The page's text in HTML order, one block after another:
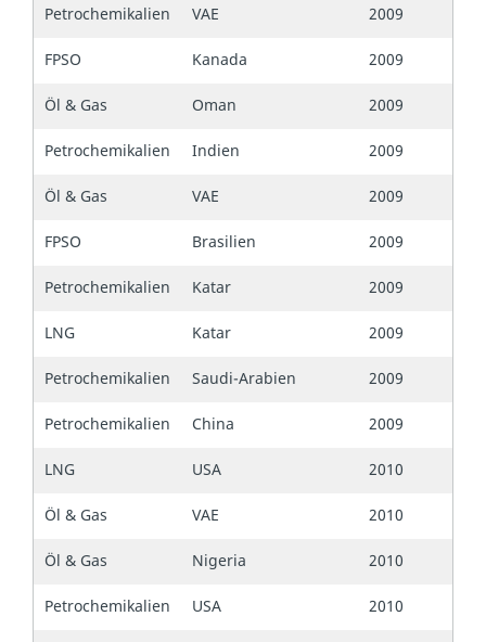
Petrochemikalien
VAE
2009
FPSO
Kanada
2009
Öl & Gas
Oman
2009
Petrochemikalien
Indien
2009
Öl & Gas
VAE
2009
FPSO
Brasilien
2009
Petrochemikalien
Katar
2009
LNG
Katar
2009
Petrochemikalien
Saudi-Arabien
2009
Petrochemikalien
China
2009
LNG
USA
2010
Öl & Gas
VAE
2010
Öl & Gas
Nigeria
2010
Petrochemikalien
USA
2010